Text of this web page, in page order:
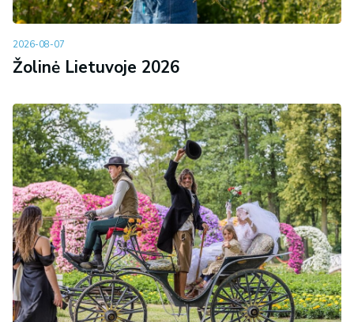
2026-08-07
Žolinė Lietuvoje 2026